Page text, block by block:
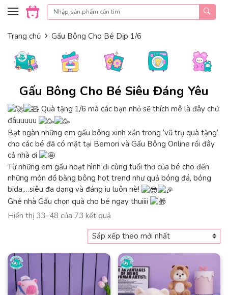
Skip to content
Trang chủ Gấu Bông Cho Bé Dịp 1/6
Gấu Bông Cho Bé Siêu Đáng Yêu
Quà tặng 1/6 mà các bạn nhỏ sẽ thích mê là đây chứ
đâuuuuu
Bạt ngàn những em gấu bông xinh xắn trong ‘vũ trụ quà tặng’
cho các bé đã có mặt tại Bemori và Gấu Bông Online rồi đây
cả nhà ơi
Từ những em gấu hoạt hình đi cùng tuổi thơ của bé cho đến
những món đồ bằng bông hot trend như quả bóng đá, bóng
bida,…siêu đa dạng và đáng iu luôn nè!
Ghé nhà Gấu chọn quà cho bé ngay thuiiii
Hiển thị 33–48 của 73 kết quả
xếp
mới
nhất